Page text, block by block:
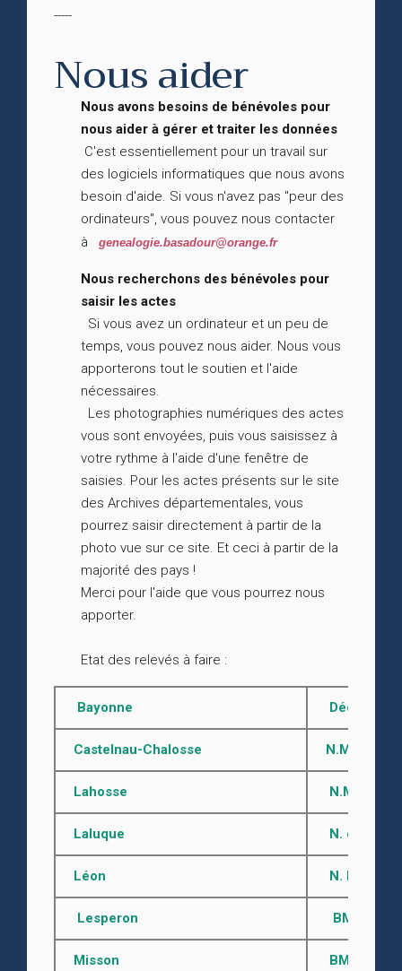
-----
Nous aider
Nous avons besoins de bénévoles pour
nous aider à gérer et traiter les données
C'est essentiellement pour un travail sur
des logiciels informatiques que nous avons
besoin d'aide. Si vous n'avez pas "peur des
ordinateurs", vous pouvez nous contacter
à
genealogie.basadour@orange.fr
Nous recherchons des bénévoles pour
saisir les actes
Si vous avez un ordinateur et un peu de
temps, vous pouvez nous aider. Nous vous
apporterons tout le soutien et l'aide
nécessaires.
Les photographies numériques des actes
vous sont envoyées, puis vous saisissez à
votre rythme à l'aide d'une fenêtre de
saisies. Pour les actes présents sur le site
des Archives départementales, vous
pourrez saisir directement à partir de la
photo vue sur ce site. Et ceci à partir de la
majorité des pays !
Merci pour l'aide que vous pourrez nous
apporter.
Etat des relevés à faire :
Bayonne Décès 1793
Castelnau-Chalosse N.M.D.
Lahosse N.M.D.
Laluque N. et D.
Léon N. M. D.
Lesperon BMS 1685 -
Misson BMS après